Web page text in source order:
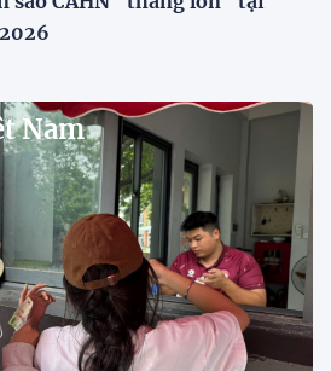
HLV Kim Sang-sik: "Tuyển Việt
Nam sẽ mang sự tự tin này vào
23:26 24/07/2026
Tiền đạo Đình Bắc: "Chiến
thắng này là thành quả của cả
tập thể"
23:15 24/07/2026
Đình Bắc lập hat-trick, tuyển